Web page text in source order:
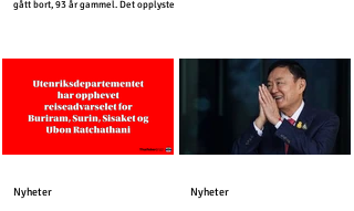
gått bort, 93 år gammel. Det opplyste
Nyheter Nyheter